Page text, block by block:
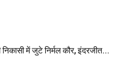
में जुटे निर्मल कौर, इंदरजीत...